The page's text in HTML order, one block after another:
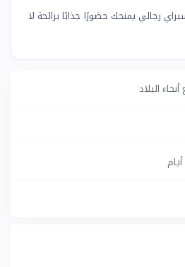
رجالي يمنحك حضورًا جذابًا برائحة لا
البلاد